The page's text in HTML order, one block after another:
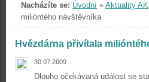
Nacházíte se: Úvodní » Aktuality AK
milióntého návštěvníka
Hvězdárna přivítala
30.07.2009
Dlouho očekávaná událost se